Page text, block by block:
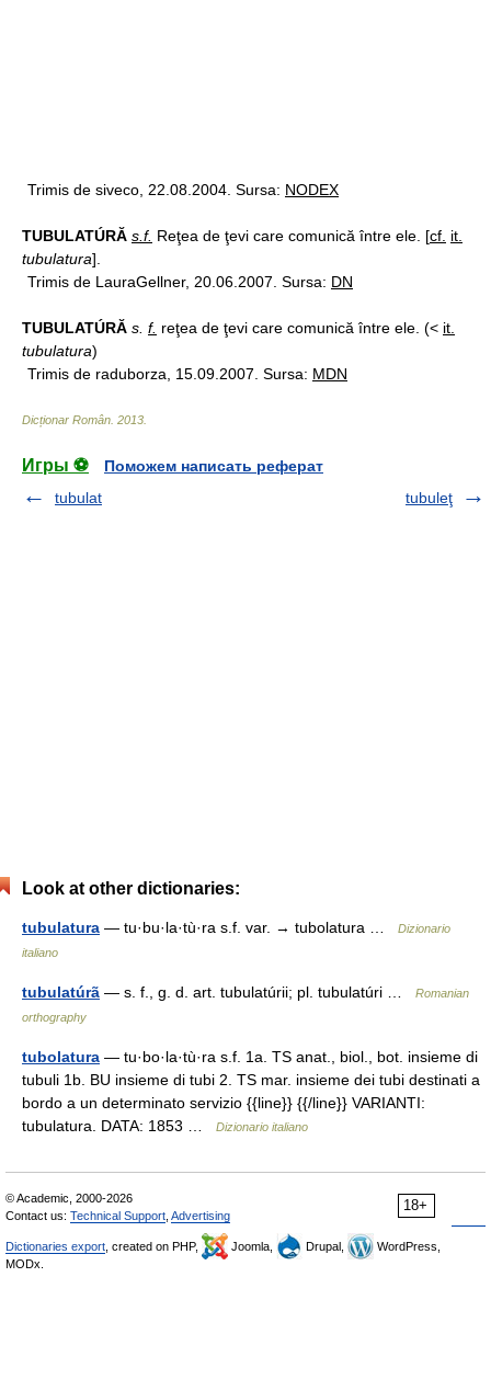
Trimis de siveco, 22.08.2004. Sursa: NODEX
TUBULATÚRĂ s.f. Reţea de ţevi care comunică între ele. [cf. it.
tubulatura].
Trimis de LauraGellner, 20.06.2007. Sursa: DN
TUBULATÚRĂ s. f. reţea de ţevi care comunică între ele. (< it.
tubulatura)
Trimis de raduborza, 15.09.2007. Sursa: MDN
Dicționar Român 2013
Игры ⚽
Поможем написать реферат
tubulat
tubuleţ
Look at other dictionaries:
tubulatura — tu·bu·la·tù·ra s.f. var. → tubolatura …
Dizionario
italiano
tubulatúrã — s. f., g. d. art. tubulatúrii; pl. tubulatúri …
Romanian
orthography
tubolatura — tu·bo·la·tù·ra s.f. 1a. TS anat., biol., bot. insieme di
tubuli 1b. BU insieme di tubi 2. TS mar. insieme dei tubi destinati a
bordo a un determinato servizio {{line}} {{/line}} VARIANTI:
tubulatura. DATA: 1853 …
Dizionario italiano
18+
© Academic, 2000-2026
Contact us: Technical Support Advertising
Dictionaries export , created on PHP, Joomla, Drupal,
WordPress,
MODx.